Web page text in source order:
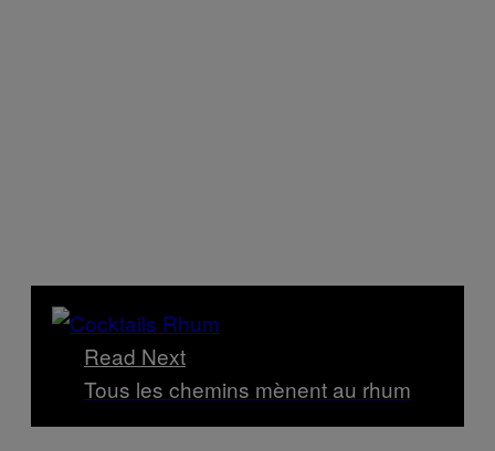
Read Next
Tous les chemins mènent au rhum